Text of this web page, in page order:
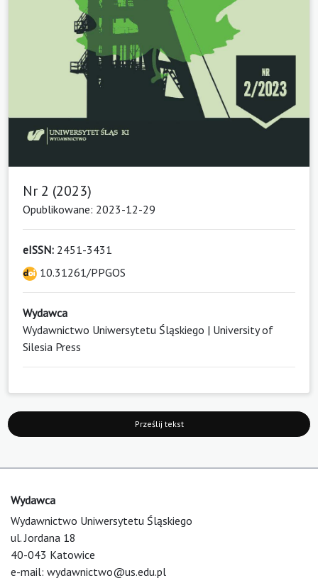
Nr 2 (2023)
Opublikowane: 2023-12-29
eISSN: 2451-3431
10.31261/PPGOS
Wydawca
Wydawnictwo Uniwersytetu Śląskiego | University of
Silesia Press
Prześlij tekst
Wydawca
Wydawnictwo Uniwersytetu Śląskiego
ul. Jordana 18
40-043 Katowice
e-mail: wydawnictwo@us.edu.pl